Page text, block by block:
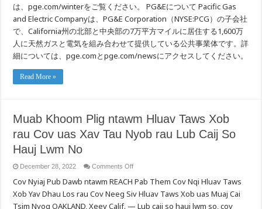
は、pge.com/winterをご覧ください。 PG&Eについて Pacific Gas
and Electric Companyは、PG&E Corporation（NYSE:PCG）の子会社
で、California州の北部と中央部の7万平方マイルに居住する1,600万
人に天然ガスと電気を組み合わせて提供している公共事業体です。詳
細については、pge.comとpge.com/newsにアクセスしてください。
Read More »
Muab Khoom Plig ntawm Hluav Taws Xob
rau Cov uas Xav Tau Nyob rau Lub Caij So
Hauj Lwm No
December 28, 2022 Comments Offon
Khoom
Plig
ntawm
Cov Nyiaj Pub Dawb ntawm REACH Pab Them Cov Nqi Hluav Taws
Xob Yav Dhau Los rau Cov Neeg Siv Hluav Taws Xob uas Muaj Cai
Tsim Nyog OAKLAND, Xeev Calif. — Lub caij so hauj lwm so, cov